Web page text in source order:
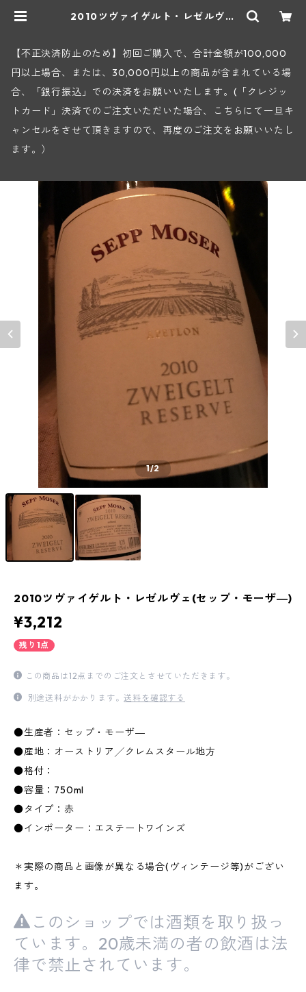
2010ツヴァイゲルト・レゼルヴェ
【不正決済防止のため】初回ご購入で、合計金額が100,000
円以上場合、または、30,000円以上の商品が含まれている場
合、「銀行振込」での決済をお願いいたします。(「クレジッ
トカード」決済でのご注文いただいた場合、こちらにて一旦キ
ャンセルをさせて頂きますので、再度のご注文をお願いいたし
ます。）
1/2
2010ツヴァイゲルト・レゼルヴェ(セップ・モーザ―)
¥3,212
残り1点
この商品は12点までのご注文とさせていただきます。
別途送料がかかります。送料を確認する
●生産者：セップ・モーザ―
●産地：オーストリア╱クレムスタール地方
●格付：
●容量：750ml
●タイプ：赤
●インポーター：エステートワインズ
＊実際の商品と画像が異なる場合(ヴィンテージ等)がござい
ます。
このショップでは酒類を取り扱っ
ています。20歳未満の者の飲酒は法
律で禁止されています。